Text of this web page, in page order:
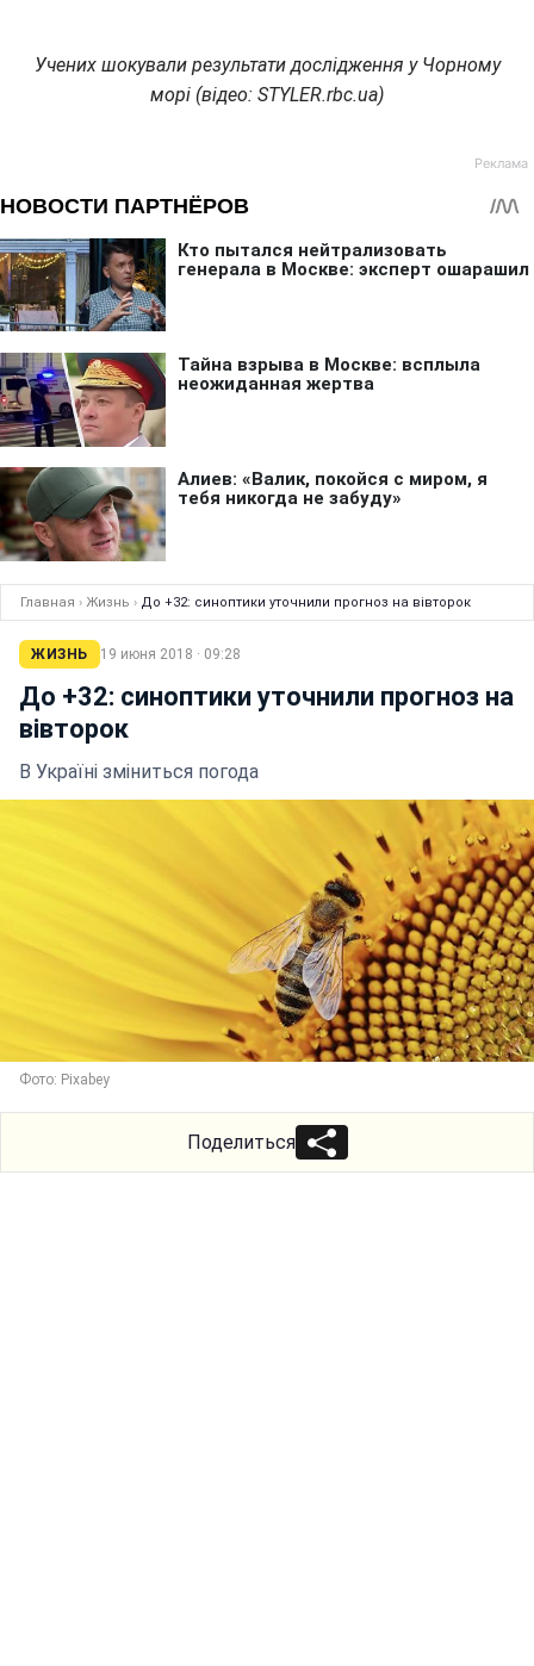
Учених шокували результати дослідження у Чорному
морі (відео: STYLER.rbc.ua)
Главная › Жизнь › До +32: синоптики уточнили прогноз на вівторок
ЖИЗНЬ 19 июня 2018 · 09:28
До +32: синоптики уточнили прогноз на
вівторок
В Україні зміниться погода
Фото: Pixabey
Поделиться